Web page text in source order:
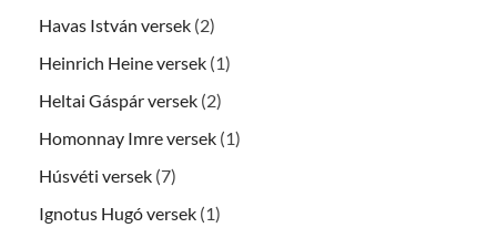
Havas István versek (2)
Heinrich Heine versek (1)
Heltai Gáspár versek (2)
Homonnay Imre versek (1)
Húsvéti versek (7)
Ignotus Hugó versek (1)